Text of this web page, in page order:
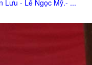
Lưu - Lê Ngọc Mỹ.- ...